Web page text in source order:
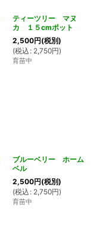
ティーツリー マヌ
カ １５cmポット
2,500円(税別)
(税込 : 2,750円)
育苗中
ブルーベリー ホーム
ベル
2,500円(税別)
(税込 : 2,750円)
育苗中